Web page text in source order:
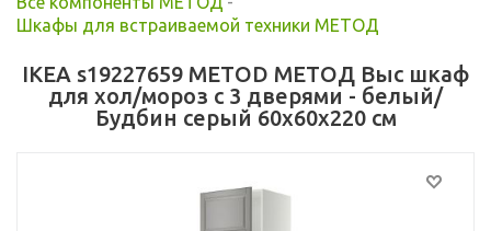
Шкафы для встраиваемой техники МЕТОД
IKEA s19227659 METOD МЕТОД Выс шкаф
для хол/мороз с 3 дверями - белый/
Будбин серый 60x60x220 см